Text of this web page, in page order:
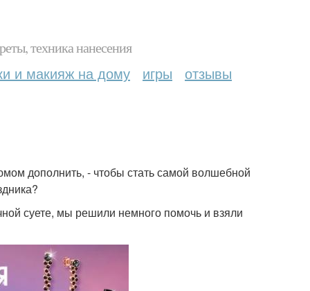
техника нанесения
и макияж на дому игры отзывы
дополнить, - чтобы стать самой волшебной
суете, мы решили немного помочь и взяли